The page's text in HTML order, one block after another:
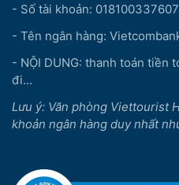
- Số tài khoản:
- Tên ngân hàng:
- NỘI DUNG: thanh toán tiền
đi...
Lưu ý: Văn phòng Viettourist
khoản ngân hàng duy nhất